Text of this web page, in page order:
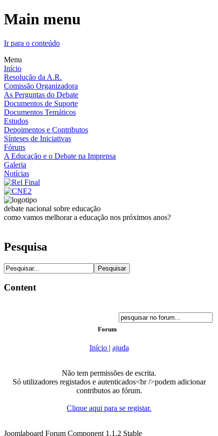
Main menu
Ir para o conteúdo
Menu
Início
Resolução da A.R.
Comissão Organizadora
As Perguntas do Debate
Documentos de Suporte
Documentos Temáticos
Estudos
Depoimentos e Contributos
Sínteses de Iniciativas
Fóruns
A Educação e o Debate na Imprensa
Galeria
Notícias
debate nacional sobre educação
como vamos melhorar a educação nos próximos anos?
Pesquisa
Content
Forum
Início | ajuda
Não tem permissões de escrita.
Só utilizadores registados e autenticados<br />podem adicionar
contributos ao fórum.
Clique aqui para se registar.
Joomlaboard Forum Component 1.1.2 Stable